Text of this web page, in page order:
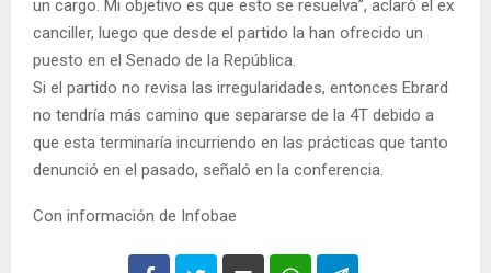
un cargo. Mi objetivo es que esto se resuelva”, aclaró el ex
canciller, luego que desde el partido la han ofrecido un
puesto en el Senado de la República.
Si el partido no revisa las irregularidades, entonces Ebrard
no tendría más camino que separarse de la 4T debido a
que esta terminaría incurriendo en las prácticas que tanto
denunció en el pasado, señaló en la conferencia.
Con información de Infobae